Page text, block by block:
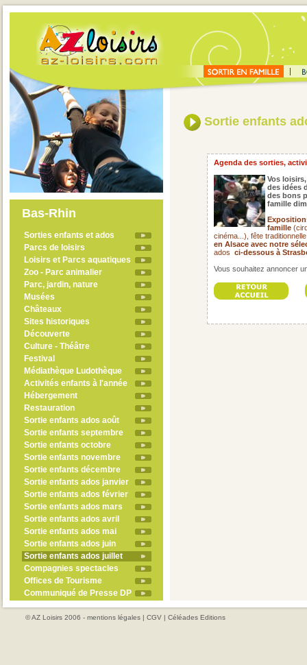
Bas-Rhin
Sorties enfants et ados
Parcs de loisirs
Loisirs et Parcs aquatiques
Zoo - Parc animalier
Parc, jardin, nature
Musées
Châteaux
Sites historiques
Découverte
Culture - Théâtre
Festival
Médiathèque Ludothèque
Activités enfants à l'année
Hébergement
Restauration
Sortie enfants ados août
Sortie enfants septembre
Sortie enfants octobre
Sortie enfants novembre
Sortie enfants décembre
Sortie enfants ados janvier
Sortie enfants ados février
Sortie enfants ados mars
Sortie enfants ados avril
Sortie enfants ados mai
Sortie enfants ados juin
Sortie enfants ados juillet
Compagnies spectacles
Offices de Tourisme
Communiqué de Presse DP
Sortie enfants
Agenda des sorties,
Vos
des idées
des bons
famille
famille
cinéma...), fête
en Alsace avec notre
ados ci-dessous à
Vous souhaitez annoncer
© AZ Loisirs 2006 - mentions légales | CGV | Céléades Editions